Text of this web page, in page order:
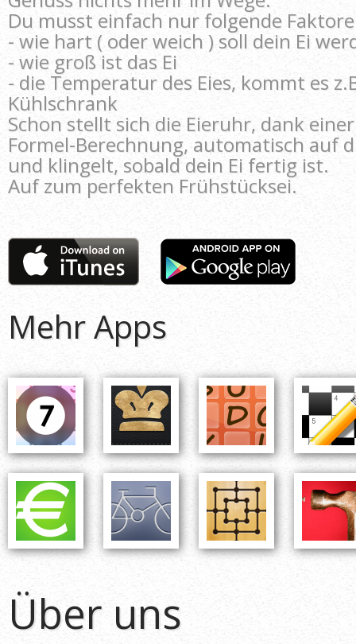
Du musst einfach nur folgende
- wie hart ( oder weich ) soll dein Ei
- wie groß ist das Ei
- die Temperatur des Eies, kommt es
Kühlschrank
Schon stellt sich die Eieruhr, dank
Formel-Berechnung, automatisch auf
und klingelt, sobald dein Ei fertig ist.
Auf zum perfekten Frühstücksei.
Mehr Apps
Über uns